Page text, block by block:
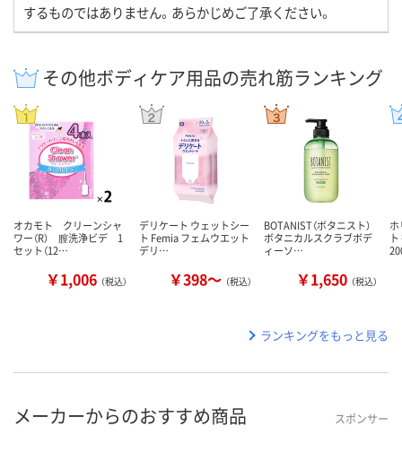
するものではありません。あらかじめご了承ください。
その他ボディケア用品の売れ筋ランキング
オカモト クリーンシャ
ワー（R） 膣洗浄ビデ 1
セット（12…
￥1,006 （税込）
デリケート ウェットシー
ト Femia フェムウエット
デリ…
￥398～ （税込）
BOTANIST（ボタニスト）
ボタニカルスクラブボデ
ィーソ…
￥1,650 （税込）
ランキングをもっと見る
メーカーからのおすすめ商品 スポンサー